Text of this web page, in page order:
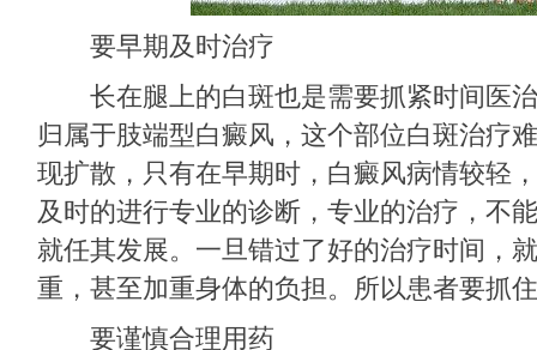
要早期及时治疗
长在腿上的白斑也是需要抓紧时间医治
归属于肢端型白癜风，这个部位白斑治疗
现扩散，只有在早期时，白癜风病情较轻
及时的进行专业的诊断，专业的治疗，不
就任其发展。一旦错过了好的治疗时间，
重，甚至加重身体的负担。所以患者要抓
要谨慎合理用药